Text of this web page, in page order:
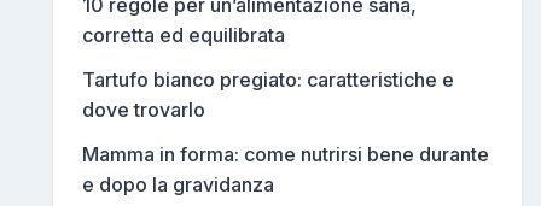
10 regole per un’alimentazione sana,
corretta ed equilibrata
Tartufo bianco pregiato: caratteristiche e
dove trovarlo
Mamma in forma: come nutrirsi bene durante
e dopo la gravidanza